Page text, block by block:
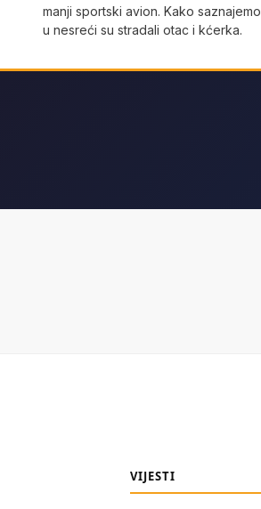
manji sportski avion. Kako saznajemo
u nesreći su stradali otac i kćerka.
VIJESTI